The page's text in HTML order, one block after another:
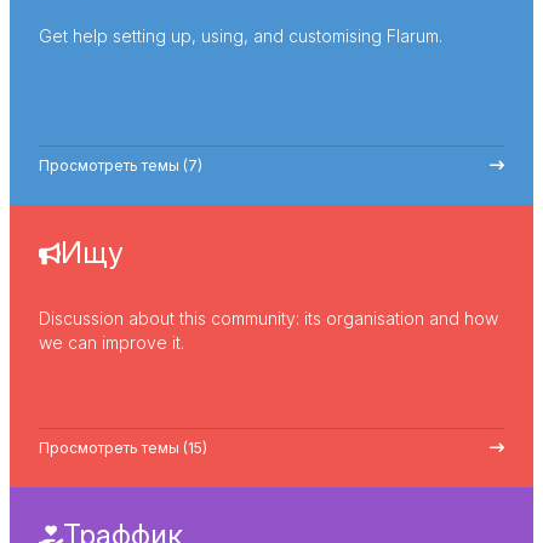
Get help setting up, using, and customising Flarum.
Просмотреть темы (7)
Ищу
Discussion about this community: its organisation and how
we can improve it.
Просмотреть темы (15)
Траффик